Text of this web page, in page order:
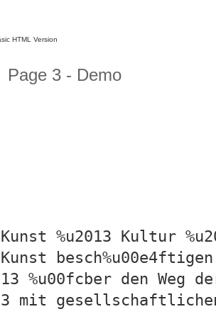
HTML Version
Page 3 - Demo
Kunst %u2013 Kultur
Kunst
13 %u00fcber den Weg
3 mit